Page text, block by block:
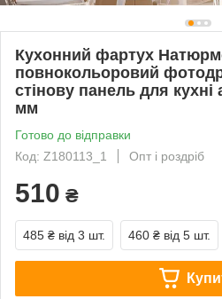
Кухонний фартух
повнокольоровий
стінову панель для кухні
мм
Готово до відправки
Код: Z180113_1
Опт і роздріб
510 ₴
485 ₴ від 3 шт. 460 ₴ від 5 шт.